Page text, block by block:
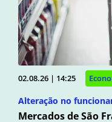
02.08.26 | 14:25
Alteração no
Mercados de São